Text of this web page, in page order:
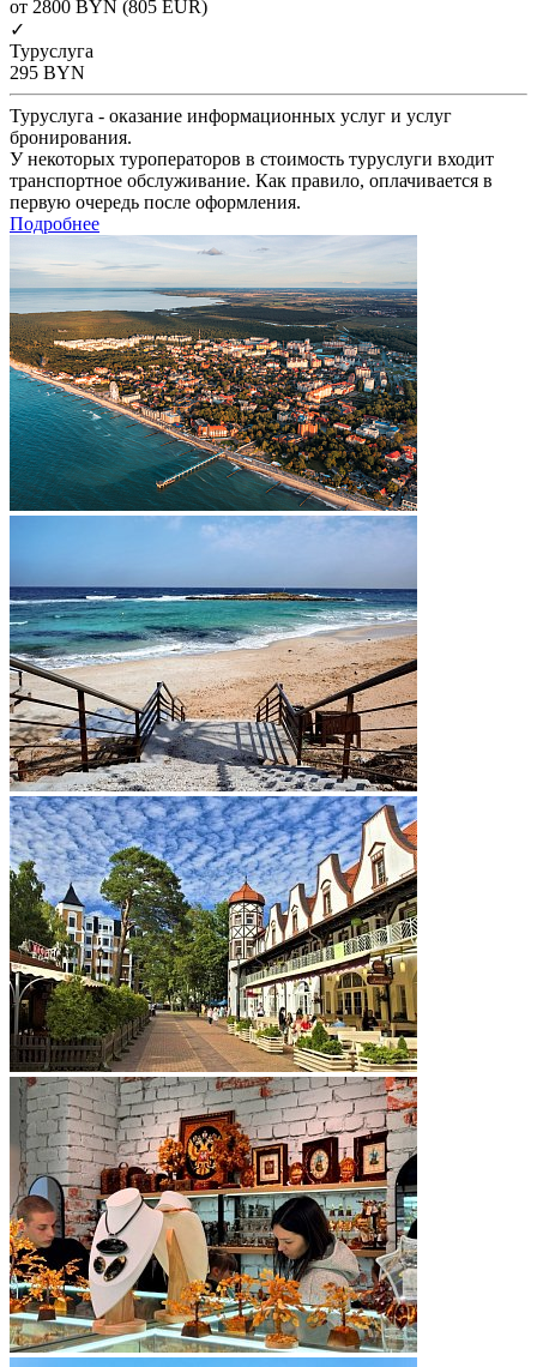
от 2800 BYN (805 EUR)
✓
Туруслуга
295 BYN
Туруслуга - оказание информационных услуг и услуг
бронирования.
У некоторых туроператоров в стоимость туруслуги входит
транспортное обслуживание. Как правило, оплачивается в
первую очередь после оформления.
Подробнее